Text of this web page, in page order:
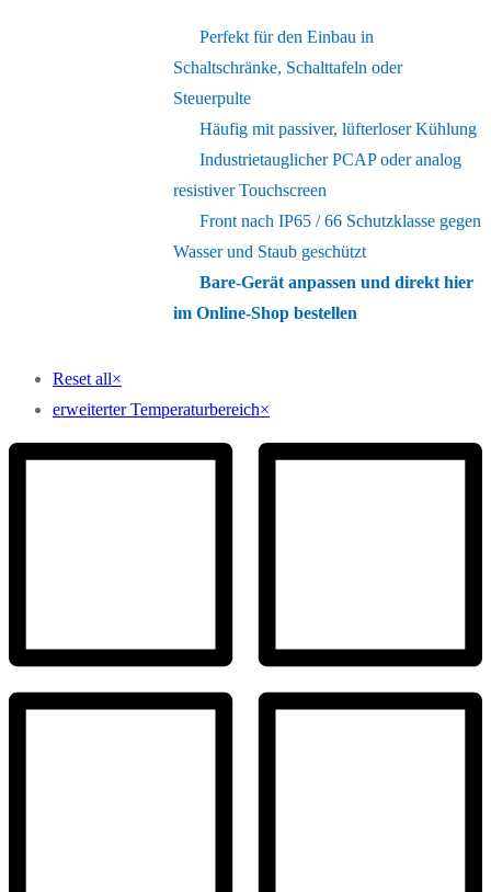
Perfekt für den Einbau in
Schaltschränke, Schalttafeln oder
Steuerpulte
Häufig mit passiver, lüfterloser Kühlung
Industrietauglicher PCAP oder analog
resistiver Touchscreen
Front nach IP65 / 66 Schutzklasse gegen
Wasser und Staub geschützt
Bare-Gerät anpassen und direkt hier
im Online-Shop bestellen
Reset all×
erweiterter Temperaturbereich×